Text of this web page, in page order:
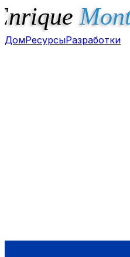
ДомРесурсыРазработки